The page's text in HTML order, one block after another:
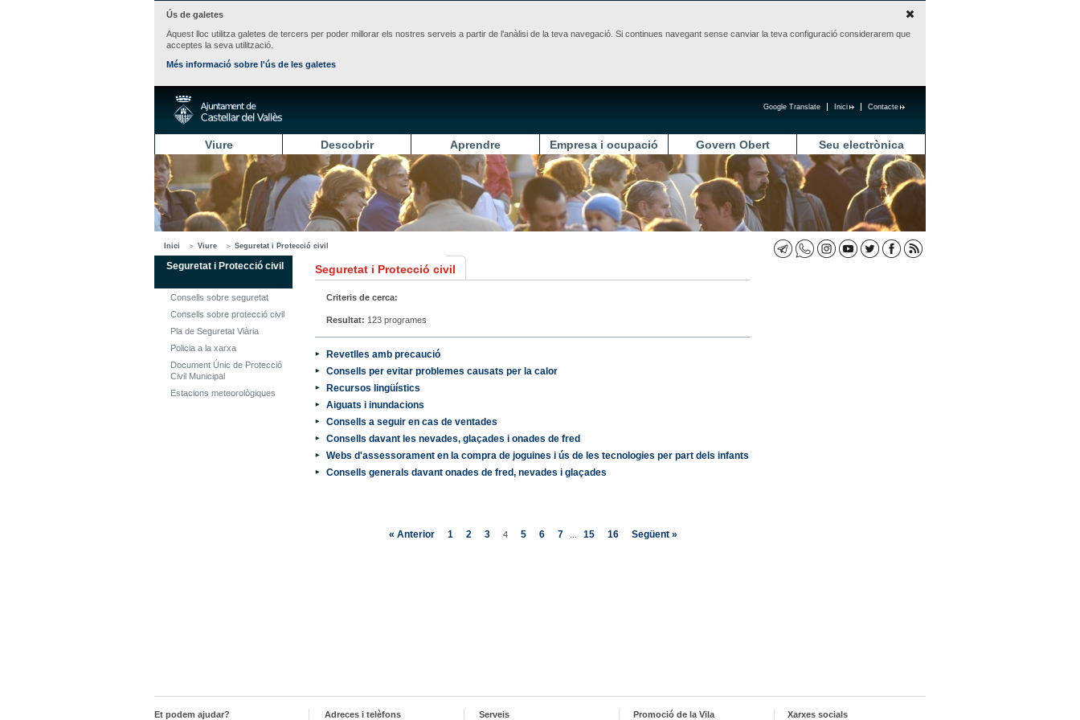
Ús de galetes
Aquest lloc utilitza galetes de tercers per poder millorar els nostres serveis a partir de l'anàlisi de la teva navegació. Si continues navegant sense canviar la teva configuració considerarem que
acceptes la seva utilització.
Més informació sobre l'ús de les galetes
Contacte
Inici
Google Translate
Viure Descobrir Aprendre Empresa i ocupació Govern Obert Seu electrònica
Inici Viure Seguretat i Protecció civil
Seguretat i Protecció civil
Consells sobre seguretat
Consells sobre protecció civil
Pla de Seguretat Viària
Policia a la xarxa
Document Únic de Protecció
Civil Municipal
Estacions meteorològiques
Seguretat i Protecció civil
Criteris de cerca:
Resultat: 123 programes
Revetlles amb precaució
Consells per evitar problemes causats per la calor
Recursos lingüístics
Aiguats i inundacions
Consells a seguir en cas de ventades
Consells davant les nevades, glaçades i onades de fred
Webs d'assessorament en la compra de joguines i ús de les tecnologies per part dels infants
Consells generals davant onades de fred, nevades i glaçades
« Anterior 1 2 3 4 5 6 7 15 16 Següent »
Et podem ajudar? Adreces i telèfons Serveis Promoció de la Vila Xarxes socials